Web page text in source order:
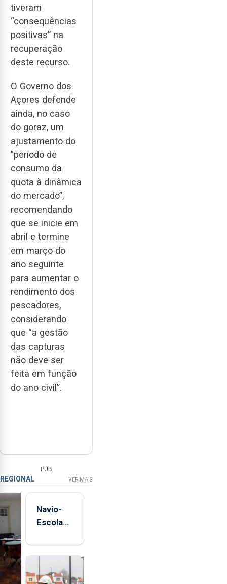
tiveram
“consequências
positivas” na
recuperação
deste recurso.
O Governo dos
Açores defende
ainda, no caso
do goraz, um
ajustamento do
"período de
consumo da
quota à dinâmica
do mercado”,
recomendando
que se inicie em
abril e termine
em março do
ano seguinte
para aumentar o
rendimento dos
pescadores,
considerando
que “a gestão
das capturas
não deve ser
feita em função
do ano civil”.
PUB
REGIONAL VER MAIS
Navio-
Escola
está de
aos